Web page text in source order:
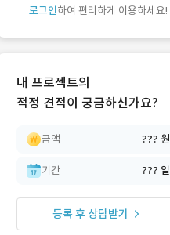
개발 회사 있어?
로그인하여 편리하게 이용하세요!
내 프로젝트의
적정 견적이 궁금하신가요?
금액 ??? 원
기간 ??? 일
등록 후 상담받기